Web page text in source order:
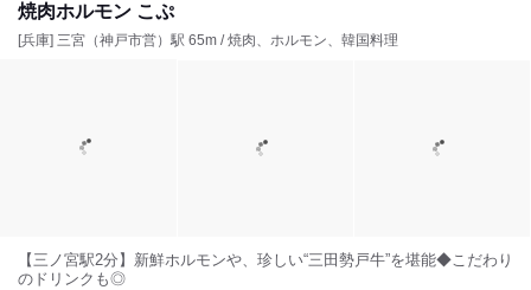
焼肉ホルモン こぷ
[兵庫] 三宮（神戸市営）駅 65m / 焼肉、ホルモン、韓国料理
【三ノ宮駅2分】新鮮ホルモンや、珍しい“三田勢戸牛”を堪能◆こだわり
のドリンクも◎